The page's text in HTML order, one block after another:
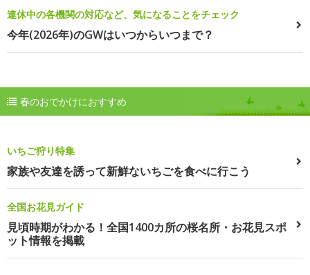
連休中の各機関の対応など、気になることをチェック
今年(2026年)のGWはいつからいつまで？
春のおでかけにおすすめ
いちご狩り特集
家族や友達を誘って新鮮ないちごを食べに行こう
全国お花見ガイド
見頃時期がわかる！全国1400カ所の桜名所・お花見スポ
ット情報を掲載